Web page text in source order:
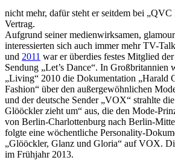
nicht mehr, dafür steht er seitdem bei „QVC
Vertrag.
Aufgrund seiner medienwirksamen,
interessierten sich auch immer mehr TV-
und 2011 war er überdies festes Mitglied
Sendung „Let’s Dance“. In Großbritannien
„Living“ 2010 die Dokumentation „Harald
Fashion“ über den außergewöhnlichen
und der deutsche Sender „VOX“ strahlte
Glööckler zieht um“ aus, die den Mode-
von Berlin-Charlottenburg nach Berlin-
folgte eine wöchentliche Personality-
„Glööckler, Glanz und Gloria“ auf VOX.
im Frühjahr 2013.